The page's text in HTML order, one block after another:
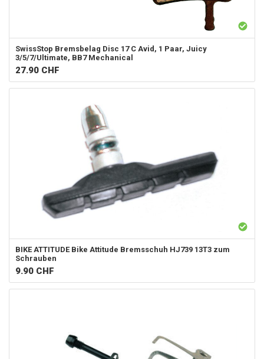
SwissStop Bremsbelag Disc 17 C Avid, 1 Paar, Juicy
3/5/7/Ultimate, BB7 Mechanical
27.90 CHF
BIKE ATTITUDE Bike Attitude Bremsschuh HJ739 13T3 zum
Schrauben
9.90 CHF